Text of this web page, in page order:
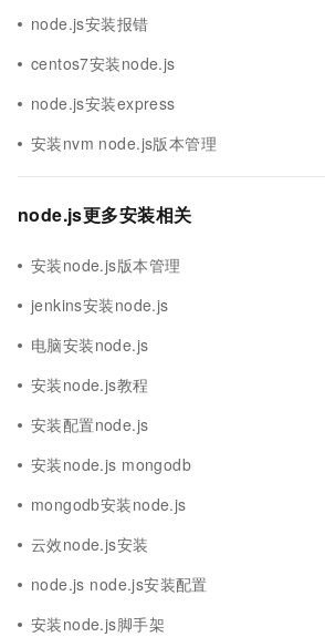
node.js安装报错
centos7安装node.js
node.js安装express
安装nvm node.js版本管理
node.js更多安装相关
安装node.js版本管理
jenkins安装node.js
电脑安装node.js
安装node.js教程
安装配置node.js
安装node.js mongodb
mongodb安装node.js
云效node.js安装
node.js node.js安装配置
安装node.js脚手架